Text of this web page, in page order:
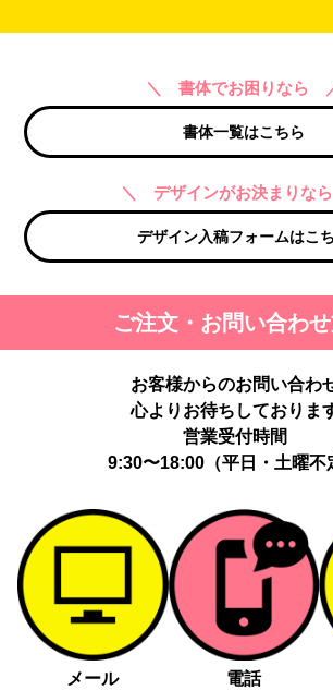
＼ 書体でお困りなら
書体一覧はこちら
＼ デザインがお決まりな
デザイン入稿フォームはこ
ご注文・お問い合わ
お客様からのお問い合わ
心よりお待ちしておりま
営業受付時間
9:30〜18:00（平日・土曜不
メール
電話